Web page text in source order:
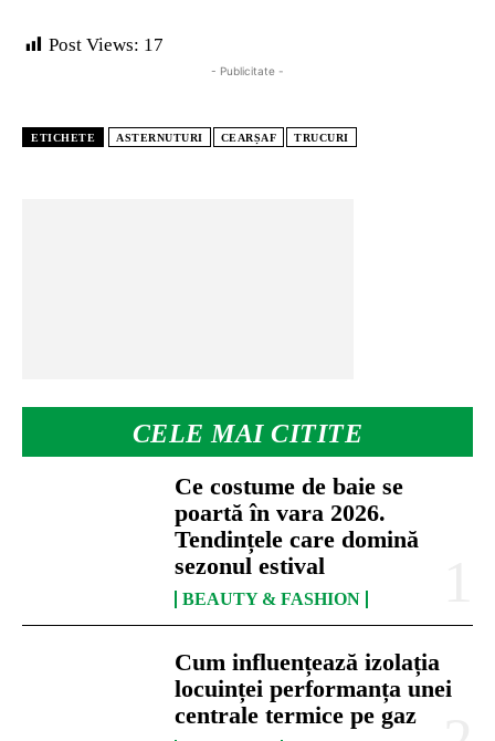
CELE MAI CITITE
Ce costume de baie se
poartă în vara 2026.
Tendințele care domină
sezonul estival
BEAUTY & FASHION
Cum influențează izolația
locuinței performanța unei
centrale termice pe gaz
Post Views: 17
- Publicitate -
ETICHETE ASTERNUTURI CEARȘAF TRUCURI